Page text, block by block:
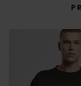
FILM - https://